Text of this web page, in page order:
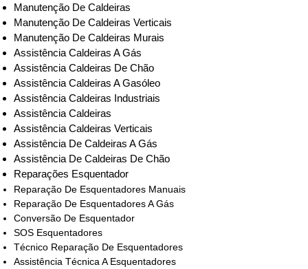
Manutenção De Caldeiras
Manutenção De Caldeiras Verticais
Manutenção De Caldeiras Murais
Assistência Caldeiras A Gás
Assistência Caldeiras De Chão
Assistência Caldeiras A Gasóleo
Assistência Caldeiras Industriais
Assistência Caldeiras
Assistência Caldeiras Verticais
Assistência De Caldeiras A Gás
Assistência De Caldeiras De Chão
Reparações Esquentador
Reparação De Esquentadores Manuais
Reparação De Esquentadores A Gás
Conversão De Esquentador
SOS Esquentadores
Técnico Reparação De Esquentadores
Assistência Técnica A Esquentadores